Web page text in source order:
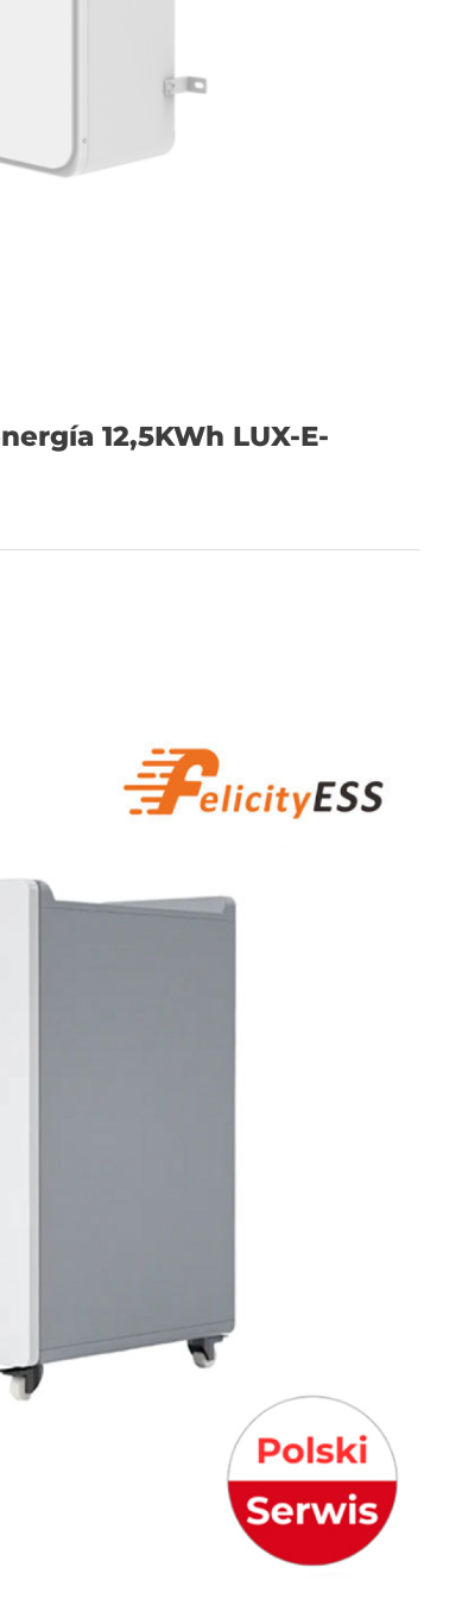
12,5KWh LUX-E-